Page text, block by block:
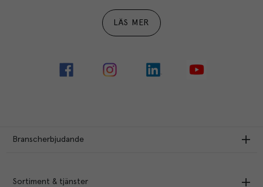
LÄS MER
Branscherbjudande
Sortiment & tjänster